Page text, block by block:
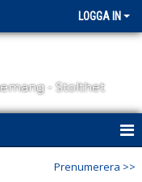
LOGGA IN
- Stolthet
Prenumerera >>